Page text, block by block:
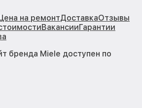
на ремонтДоставкаОтзывы
ВакансииГарантии
бренда Miele доступен по